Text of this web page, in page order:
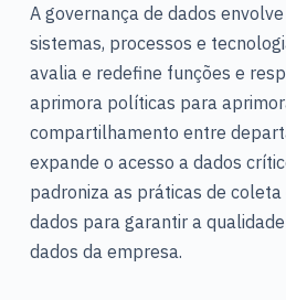
A governança de dados
sistemas, processos e
avalia e redefine funções e
aprimora políticas para
compartilhamento entre
expande o acesso a dados
padroniza as práticas de
dados para garantir a
dados da empresa.